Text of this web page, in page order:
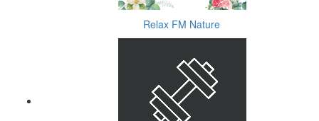
Relax FM Nature